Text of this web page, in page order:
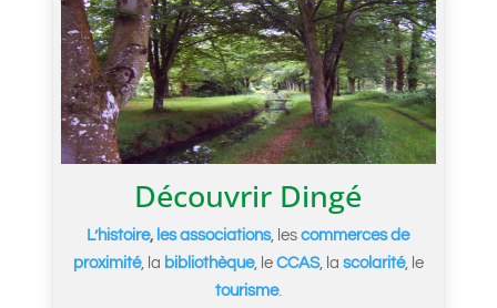
Découvrir Dingé
L’histoire, les associations, lescommerces de
proximité, la bibliothèque, le CCAS, la scolarité, le
tourisme.